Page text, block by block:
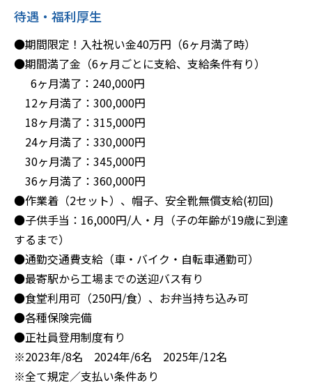
待遇・福利厚生
●期間限定！入社祝い金40万円（6ヶ月満了時）
●期間満了金（6ヶ月ごとに支給、支給条件有り）
6ヶ月満了：240,000円
12ヶ月満了：300,000円
18ヶ月満了：315,000円
24ヶ月満了：330,000円
30ヶ月満了：345,000円
36ヶ月満了：360,000円
●作業着（2セット）、帽子、安全靴無償支給(初回)
●子供手当：16,000円/人・月（子の年齢が19歳に到達
するまで）
●通勤交通費支給（車・バイク・自転車通勤可）
●最寄駅から工場までの送迎バス有り
●食堂利用可（250円/食）、お弁当持ち込み可
●各種保険完備
●正社員登用制度有り
※2023年/8名 2024年/6名 2025年/12名
※全て規定／支払い条件あり